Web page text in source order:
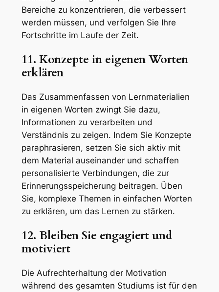
Bereiche zu konzentrieren, die verbessert
werden müssen, und verfolgen Sie Ihre
Fortschritte im Laufe der Zeit.
11. Konzepte in eigenen Worten
erklären
Das Zusammenfassen von Lernmaterialien
in eigenen Worten zwingt Sie dazu,
Informationen zu verarbeiten und
Verständnis zu zeigen. Indem Sie Konzepte
paraphrasieren, setzen Sie sich aktiv mit
dem Material auseinander und schaffen
personalisierte Verbindungen, die zur
Erinnerungsspeicherung beitragen. Üben
Sie, komplexe Themen in einfachen Worten
zu erklären, um das Lernen zu stärken.
12. Bleiben Sie engagiert und
motiviert
Die Aufrechterhaltung der Motivation
während des gesamten Studiums ist für den